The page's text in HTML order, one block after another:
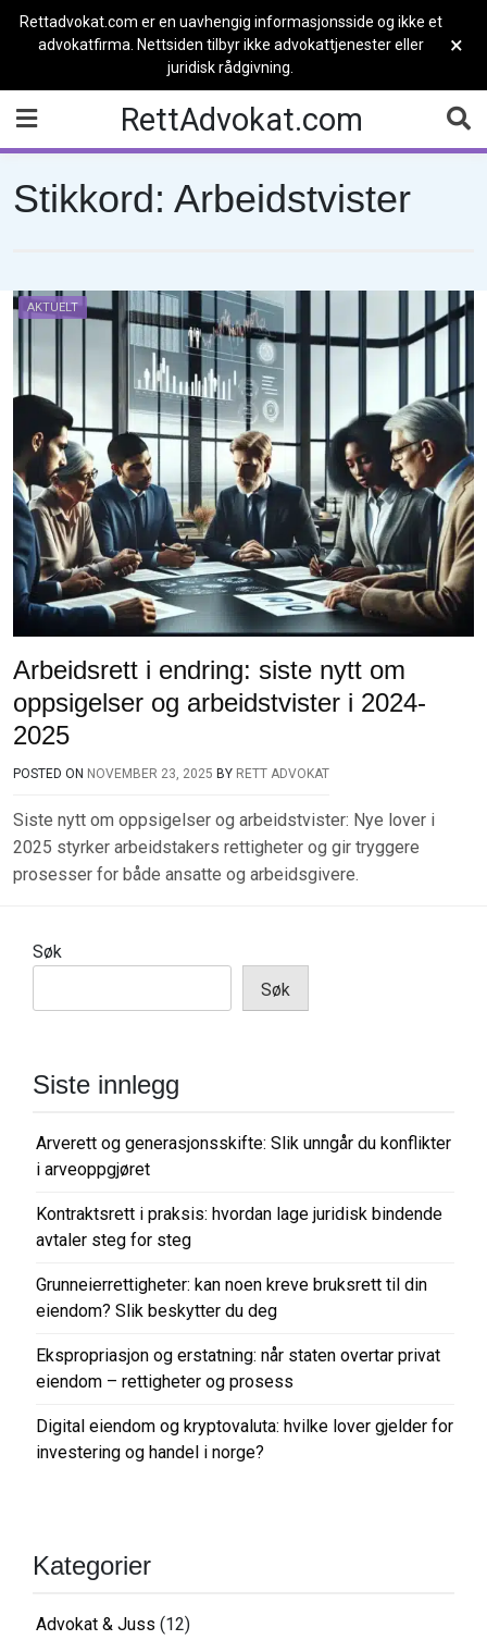
Rettadvokat.com er en uavhengig informasjonsside og ikke et
advokatfirma. Nettsiden tilbyr ikke advokattjenester eller
juridisk rådgivning.
×
content
RettAdvokat.com
Stikkord: Arbeidstvister
AKTUELT
Arbeidsrett i endring: siste nytt om
oppsigelser og arbeidstvister i 2024-
2025
POSTED ON NOVEMBER 23, 2025 BY RETT ADVOKAT
Siste nytt om oppsigelser og arbeidstvister: Nye lover i
2025 styrker arbeidstakers rettigheter og gir tryggere
prosesser for både ansatte og arbeidsgivere.
Søk
Søk
Siste innlegg
Arverett og generasjonsskifte: Slik unngår du konflikter
i arveoppgjøret
Kontraktsrett i praksis: hvordan lage juridisk bindende
avtaler steg for steg
Grunneierrettigheter: kan noen kreve bruksrett til din
eiendom? Slik beskytter du deg
Ekspropriasjon og erstatning: når staten overtar privat
eiendom – rettigheter og prosess
Digital eiendom og kryptovaluta: hvilke lover gjelder for
investering og handel i norge?
Kategorier
Advokat & Juss (12)